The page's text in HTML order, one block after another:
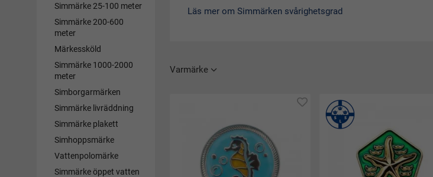
Simmärke 25-100 meter
Simmärke 200-600
meter
Märkessköld
Simmärke 1000-2000
meter
Simborgarmärken
Simmärke livräddning
Simmärke plakett
Simhoppsmärke
Vattenpolomärke
Simmärke öppet vatten
märke behöver man bara gjort sitt bästa. Sedan följer
Läs mer om Simmärken svårighetsgrad
Varmärke